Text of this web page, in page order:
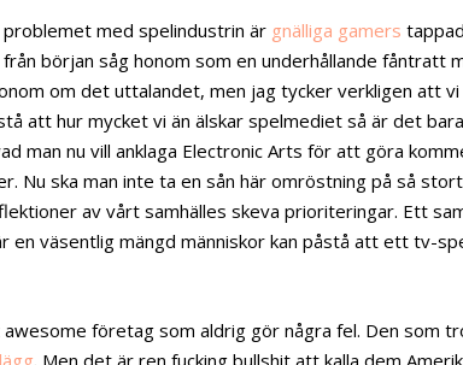
med spelindustrin är gnälliga gamers
början såg honom som en underhållande fåntratt
om det uttalandet, men jag tycker verkligen att
att hur mycket vi än älskar spelmediet så är det
man nu vill anklaga Electronic Arts för att göra
Nu ska man inte ta en sån här omröstning på så
av vårt samhälles skeva prioriteringar. Ett
en väsentlig mängd människor kan påstå att ett tv-
företag som aldrig gör några fel. Den som